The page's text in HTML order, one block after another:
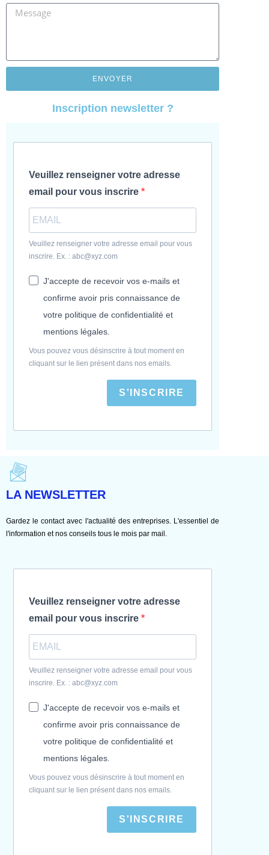
ENVOYER
Inscription newsletter ?
Veuillez renseigner votre adresse
email pour vous inscrire
Veuillez renseigner votre adresse email pour vous
inscrire. Ex. : abc@xyz.com
J'accepte de recevoir vos e-mails et
confirme avoir pris connaissance de
votre politique de confidentialité et
mentions légales.
Vous pouvez vous désinscrire à tout moment en
cliquant sur le lien présent dans nos emails.
S'INSCRIRE
LA NEWSLETTER
Gardez le contact avec l'actualité des entreprises. L'essentiel de
l'information et nos conseils tous le mois par mail.
Veuillez renseigner votre adresse
email pour vous inscrire
Veuillez renseigner votre adresse email pour vous
inscrire. Ex. : abc@xyz.com
J'accepte de recevoir vos e-mails et
confirme avoir pris connaissance de
votre politique de confidentialité et
mentions légales.
Vous pouvez vous désinscrire à tout moment en
cliquant sur le lien présent dans nos emails.
S'INSCRIRE